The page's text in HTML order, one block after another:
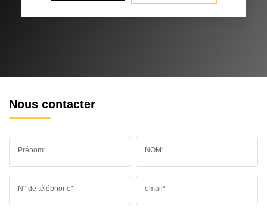
Nous contacter
Prénom* NOM*
N° de téléphone* email*